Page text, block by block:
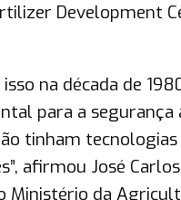
Development
na década de
para a segurança
tinham
afirmou José
Ministério da